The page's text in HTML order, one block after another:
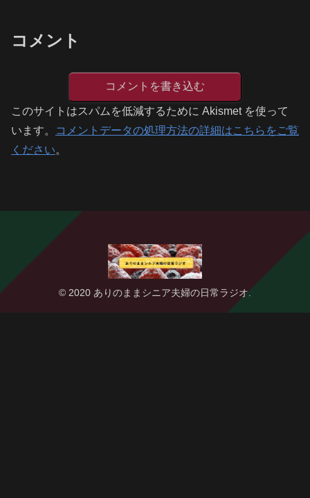
コメント
コメントを書き込む
このサイトはスパムを低減するために Akismet を使って
います。
コメントデータの処理方法の詳細はこちらをご覧
ください。
© 2020 ありのままシニア夫婦の日常ラジオ.